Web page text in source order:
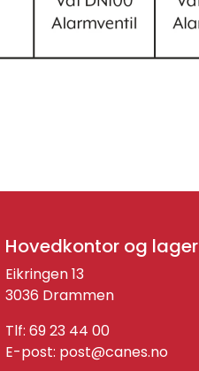
Hovedkontor og lager
Eikringen 13
3036 Drammen
Tlf: 69 23 44 00
E-post: post@canes.no